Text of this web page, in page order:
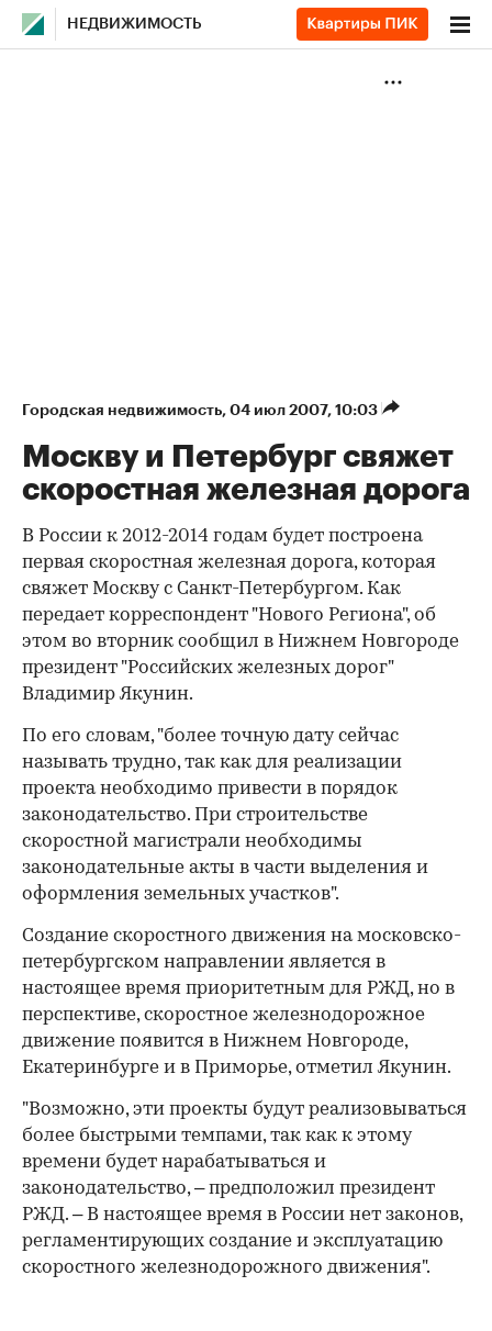
НЕДВИЖИМОСТЬ
Городская недвижимость⁠, 04 июл 2007, 10:03
Москву и Петербург свяжет
скоростная железная дорога
В России к 2012-2014 годам будет построена
первая скоростная железная дорога, которая
свяжет Москву с Санкт-Петербургом. Как
передает корреспондент "Нового Региона", об
этом во вторник сообщил в Нижнем Новгороде
президент "Российских железных дорог"
Владимир Якунин.
По его словам, "более точную дату сейчас
называть трудно, так как для реализации
проекта необходимо привести в порядок
законодательство. При строительстве
скоростной магистрали необходимы
законодательные акты в части выделения и
оформления земельных участков".
Создание скоростного движения на московско-
петербургском направлении является в
настоящее время приоритетным для РЖД, но в
перспективе, скоростное железнодорожное
движение появится в Нижнем Новгороде,
Екатеринбурге и в Приморье, отметил Якунин.
"Возможно, эти проекты будут реализовываться
более быстрыми темпами, так как к этому
времени будет нарабатываться и
законодательство, – предположил президент
РЖД. – В настоящее время в России нет законов,
регламентирующих создание и эксплуатацию
скоростного железнодорожного движения".